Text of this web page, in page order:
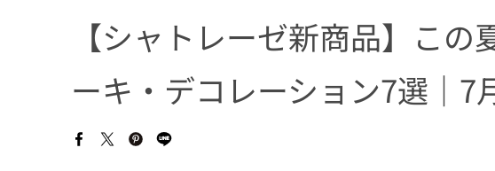
【シャトレーゼ新商品】こ
ーキ・デコレーション7選｜7